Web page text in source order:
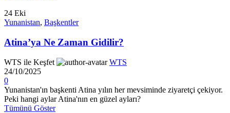
24 Eki
Yunanistan, Başkentler
Atina’ya Ne Zaman Gidilir?
WTS ile Keşfet
WTS
24/10/2025
0
Yunanistan'ın başkenti Atina yılın her mevsiminde ziyaretçi çekiyor.
Peki hangi aylar Atina'nın en güzel ayları?
Tümünü Göster